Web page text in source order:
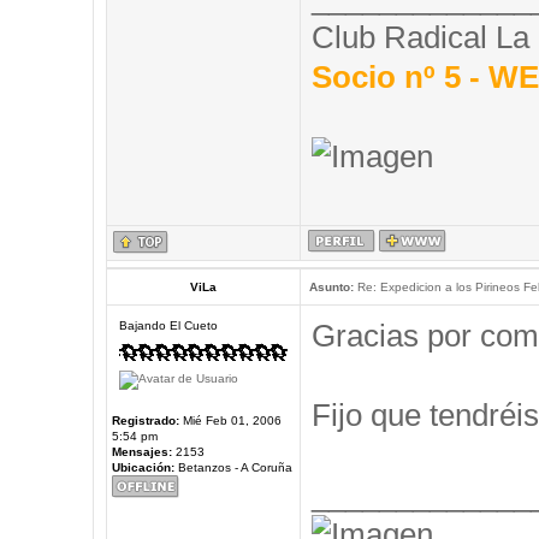
Club Radical La
Socio nº 5 -
ViLa Asunto:Re: Expedicion a los Pirineos
Bajando El Cueto
Registrado:Mié Feb 01, 2006
5:54 pm
Mensajes:2153
Ubicación:Betanzos - A Coruña
Gracias por
Fijo que